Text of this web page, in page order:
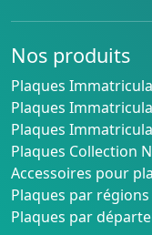
Nos produits
Plaques
Plaques
Plaques
Plaques Collection
Accessoires pour
Plaques par régions
Plaques par